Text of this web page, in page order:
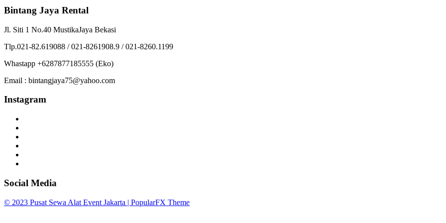
Bintang Jaya Rental
Jl. Siti 1 No.40 MustikaJaya Bekasi
Tlp.021-82.619088 / 021-8261908.9 / 021-8260.1199
Whastapp +6287877185555 (Eko)
Email : bintangjaya75@yahoo.com
Instagram
Social Media
© 2023 Pusat Sewa Alat Event Jakarta | PopularFX Theme